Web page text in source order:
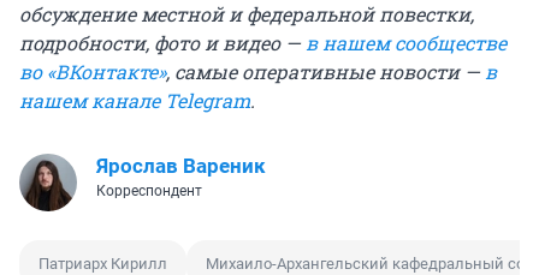
обсуждение местной и федеральной повестки,
подробности, фото и видео — в нашем сообществе
во «ВКонтакте», самые оперативные новости — в
нашем канале Telegram.
Ярослав Вареник
Корреспондент
Патриарх Кирилл Михаило-Архангельский кафедральный